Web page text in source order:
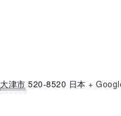
大津市 520-8520 日本 +